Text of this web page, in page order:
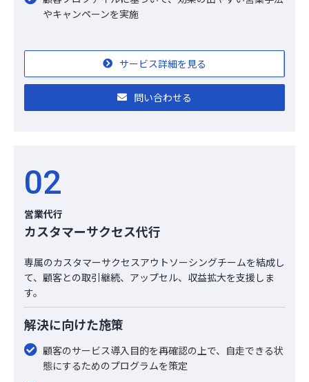
やキャンペーンを実施
サービス詳細を見る
問い合わせる
02
営業代行
カスタマーサクセス代行
専属のカスタマーサクセスアウトソーシングチームを結成し
て、顧客との取引継続、アップセル、収益拡大を支援しま
す。
解決に向けた施策
顧客のサービス導入目的を再確認の上で、自走できる状
態にするためのプログラムを策定